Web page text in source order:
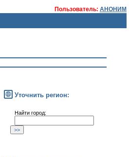
Пользователь: АНОНИМ
Уточнить регион:
Найти город: